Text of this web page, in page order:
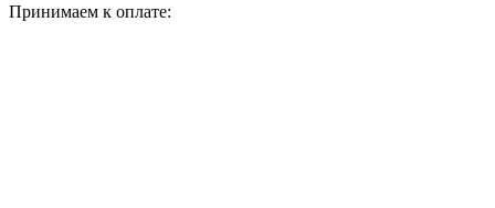
Принимаем к оплате: